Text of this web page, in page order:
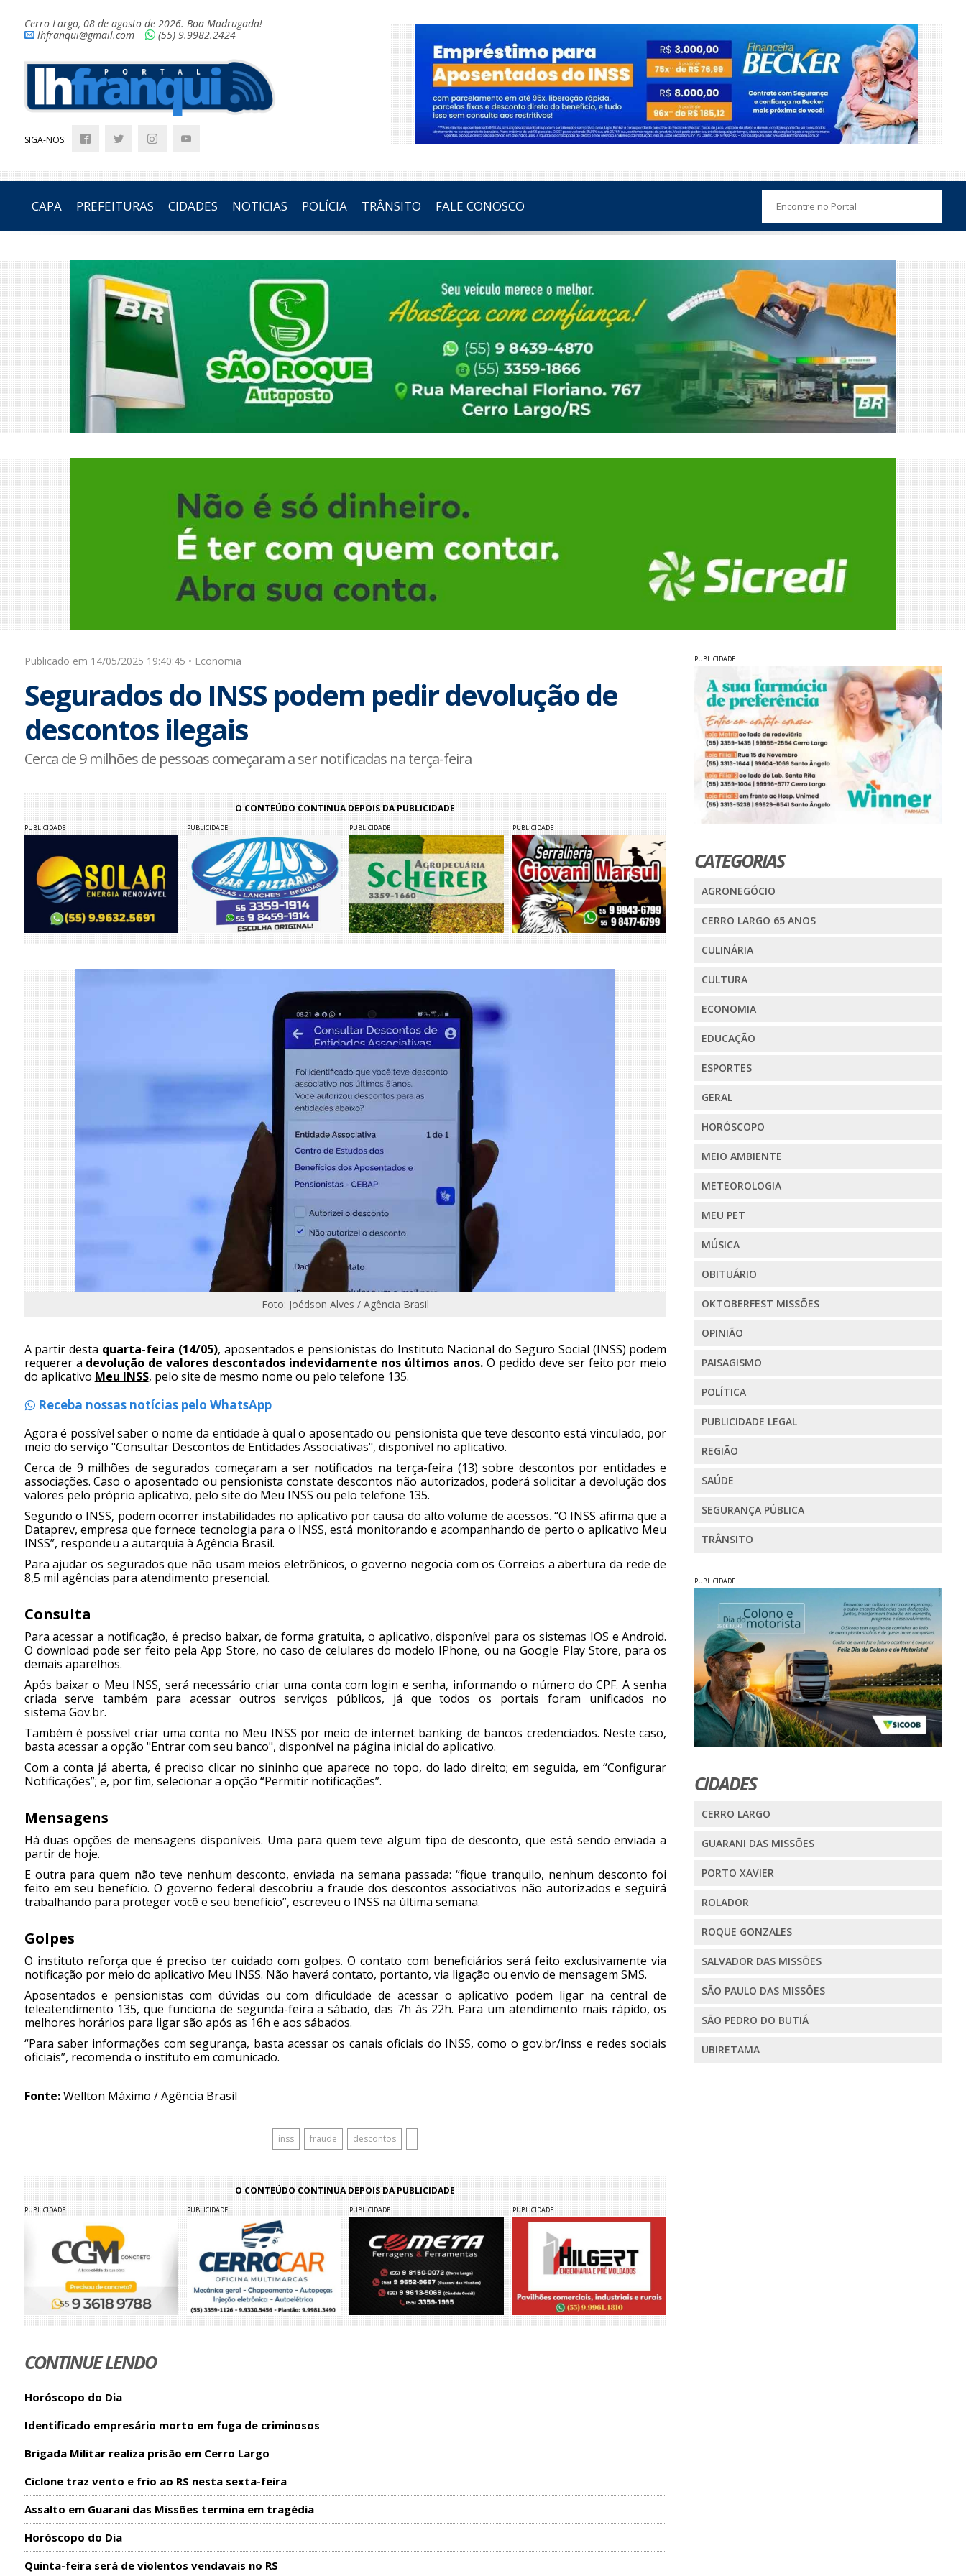
Cerro Largo, 08 de agosto de 2026. Boa Madrugada!
lhfranqui@gmail.com
(55) 9.9982.2424
SIGA-NOS:
CAPA PREFEITURAS CIDADES NOTICIAS POLÍCIA TRÂNSITO FALE CONOSCO
Publicado em 14/05/2025 19:40:45 • Economia
Segurados do INSS podem pedir devolução de
descontos ilegais
Cerca de 9 milhões de pessoas começaram a ser notificadas na terça-feira
O CONTEÚDO CONTINUA DEPOIS DA PUBLICIDADE
PUBLICIDADE PUBLICIDADE PUBLICIDADE PUBLICIDADE
Foto: Joédson Alves / Agência Brasil
A partir desta quarta-feira (14/05), aposentados e pensionistas do Instituto Nacional do Seguro Social (INSS) podem
requerer a devolução de valores descontados indevidamente nos últimos anos.O pedido deve ser feito por meio
do aplicativo Meu INSS, pelo site de mesmo nome ou pelo telefone 135.
Receba nossas notícias pelo WhatsApp
Agora é possível saber o nome da entidade à qual o aposentado ou pensionista que teve desconto está vinculado, por
meio do serviço "Consultar Descontos de Entidades Associativas", disponível no aplicativo.
Cerca de 9 milhões de segurados começaram a ser notificados na terça-feira (13) sobre descontos por entidades e
associações. Caso o aposentado ou pensionista constate descontos não autorizados, poderá solicitar a devolução dos
valores pelo próprio aplicativo, pelo site do Meu INSS ou pelo telefone 135.
Segundo o INSS, podem ocorrer instabilidades no aplicativo por causa do alto volume de acessos. “O INSS afirma que a
Dataprev, empresa que fornece tecnologia para o INSS, está monitorando e acompanhando de perto o aplicativo Meu
INSS”, respondeu a autarquia à Agência Brasil.
Para ajudar os segurados que não usam meios eletrônicos, o governo negocia com os Correios a abertura da rede de
8,5 mil agências para atendimento presencial.
Consulta
Para acessar a notificação, é preciso baixar, de forma gratuita, o aplicativo, disponível para os sistemas IOS e Android.
O download pode ser feito pela App Store, no caso de celulares do modelo IPhone, ou na Google Play Store, para os
demais aparelhos.
Após baixar o Meu INSS, será necessário criar uma conta com login e senha, informando o número do CPF. A senha
criada serve também para acessar outros serviços públicos, já que todos os portais foram unificados no
sistema Gov.br.
Também é possível criar uma conta no Meu INSS por meio de internet banking de bancos credenciados. Neste caso,
basta acessar a opção "Entrar com seu banco", disponível na página inicial do aplicativo.
Com a conta já aberta, é preciso clicar no sininho que aparece no topo, do lado direito; em seguida, em “Configurar
Notificações”; e, por fim, selecionar a opção “Permitir notificações”.
Mensagens
Há duas opções de mensagens disponíveis. Uma para quem teve algum tipo de desconto, que está sendo enviada a
partir de hoje.
E outra para quem não teve nenhum desconto, enviada na semana passada: “fique tranquilo, nenhum desconto foi
feito em seu benefício. O governo federal descobriu a fraude dos descontos associativos não autorizados e seguirá
trabalhando para proteger você e seu benefício”, escreveu o INSS na última semana.
Golpes
O instituto reforça que é preciso ter cuidado com golpes. O contato com beneficiários será feito exclusivamente via
notificação por meio do aplicativo Meu INSS. Não haverá contato, portanto, via ligação ou envio de mensagem SMS.
Aposentados e pensionistas com dúvidas ou com dificuldade de acessar o aplicativo podem ligar na central de
teleatendimento 135, que funciona de segunda-feira a sábado, das 7h às 22h. Para um atendimento mais rápido, os
melhores horários para ligar são após as 16h e aos sábados.
“Para saber informações com segurança, basta acessar os canais oficiais do INSS, como o gov.br/inss e redes sociais
oficiais”, recomenda o instituto em comunicado.
Fonte:Wellton Máximo / Agência Brasil
inss fraude descontos
O CONTEÚDO CONTINUA DEPOIS DA PUBLICIDADE
PUBLICIDADE PUBLICIDADE PUBLICIDADE PUBLICIDADE
CONTINUE LENDO
Horóscopo do Dia
Identificado empresário morto em fuga de criminosos
Brigada Militar realiza prisão em Cerro Largo
Ciclone traz vento e frio ao RS nesta sexta-feira
Assalto em Guarani das Missões termina em tragédia
Horóscopo do Dia
Quinta-feira será de violentos vendavais no RS
PUBLICIDADE
CATEGORIAS
AGRONEGÓCIO
CERRO LARGO 65 ANOS
CULINÁRIA
CULTURA
ECONOMIA
EDUCAÇÃO
ESPORTES
GERAL
HORÓSCOPO
MEIO AMBIENTE
METEOROLOGIA
MEU PET
MÚSICA
OBITUÁRIO
OKTOBERFEST MISSÕES
OPINIÃO
PAISAGISMO
POLÍTICA
PUBLICIDADE LEGAL
REGIÃO
SAÚDE
SEGURANÇA PÚBLICA
TRÂNSITO
PUBLICIDADE
CIDADES
CERRO LARGO
GUARANI DAS MISSÕES
PORTO XAVIER
ROLADOR
ROQUE GONZALES
SALVADOR DAS MISSÕES
SÃO PAULO DAS MISSÕES
SÃO PEDRO DO BUTIÁ
UBIRETAMA